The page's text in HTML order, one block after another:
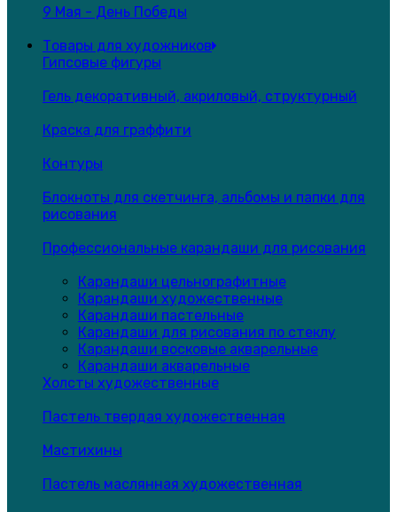
9 Мая - День Победы
Товары для художников
Гипсовые фигуры
Гель декоративный, акриловый, структурный
Краска для граффити
Контуры
Блокноты для скетчинга, альбомы и папки для
рисования
Профессиональные карандаши для рисования
Карандаши цельнографитные
Карандаши художественные
Карандаши пастельные
Карандаши для рисования по стеклу
Карандаши восковые акварельные
Карандаши акварельные
Холсты художественные
Пастель твердая художественная
Мастихины
Пастель маслянная художественная